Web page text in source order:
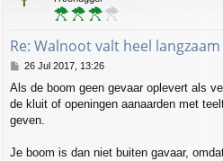
Re: Walnoot valt heel
P
s
t
26 Jul 2017, 13:26
Als de boom geen gevaar oplevert als
de kluit of openingen aanaarden met
geven.
Je boom is dan niet buiten gavaar,